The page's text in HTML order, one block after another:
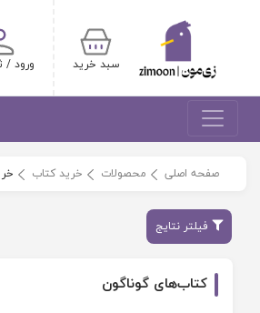
ورود / سبد خرید
صفحه اصلی محصولات خرید کتاب
فیلتر نتایج
کتاب‌های گوناگون